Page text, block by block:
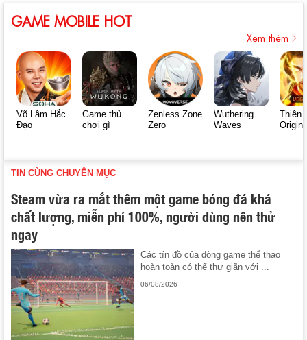
GAME MOBILE HOT
Xem thêm
Võ Lâm Hắc
Đạo
Game thủ
chơi gì
Zenless Zone
Zero
Wuthering
Waves
Thiên
Origin
TIN CÙNG CHUYÊN MỤC
Steam vừa ra mắt thêm một game bóng đá khá
chất lượng, miễn phí 100%, người dùng nên thử
ngay
Các tín đồ của dòng game thể thao
hoàn toàn có thể thư giãn với ...
06/08/2026